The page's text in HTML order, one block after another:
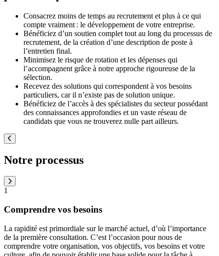
Consacrez moins de temps au recrutement et plus à ce qui
compte vraiment : le développement de votre entreprise.
Bénéficiez d’un soutien complet tout au long du processus de
recrutement, de la création d’une description de poste à
l’entretien final.
Minimisez le risque de rotation et les dépenses qui
l’accompagnent grâce à notre approche rigoureuse de la
sélection.
Recevez des solutions qui correspondent à vos besoins
particuliers, car il n’existe pas de solution unique.
Bénéficiez de l’accès à des spécialistes du secteur possédant
des connaissances approfondies et un vaste réseau de
candidats que vous ne trouverez nulle part ailleurs.
Previous
Notre processus
Next
1
Comprendre vos besoins
La rapidité est primordiale sur le marché actuel, d’où l’importance
de la première consultation. C’est l’occasion pour nous de
comprendre votre organisation, vos objectifs, vos besoins et votre